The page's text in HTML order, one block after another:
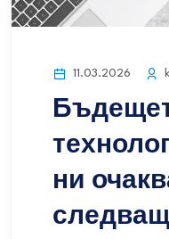
11.03.2026
ни